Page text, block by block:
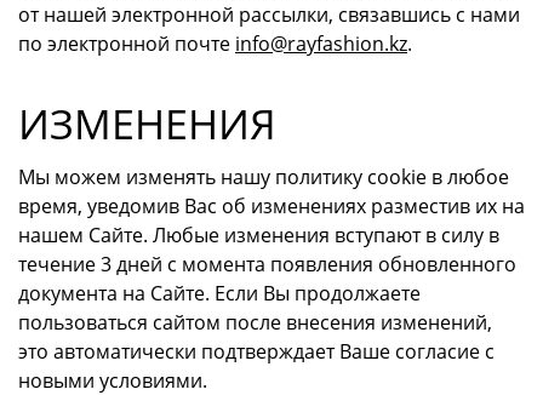
от нашей электронной рассылки, связавшись с нами
по электронной почте info@rayfashion.kz.
ИЗМЕНЕНИЯ
Мы можем изменять нашу политику cookie в любое
время, уведомив Вас об изменениях разместив их на
нашем Сайте. Любые изменения вступают в силу в
течение 3 дней с момента появления обновленного
документа на Сайте. Если Вы продолжаете
пользоваться сайтом после внесения изменений,
это автоматически подтверждает Ваше согласие с
новыми условиями.